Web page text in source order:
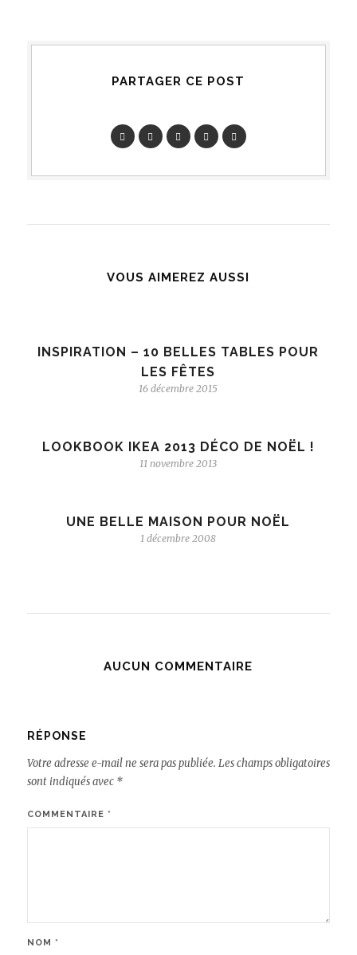
PARTAGER CE POST
VOUS AIMEREZ AUSSI
INSPIRATION – 10 BELLES TABLES POUR
LES FÊTES
16 décembre 2015
LOOKBOOK IKEA 2013 DÉCO DE NOËL !
11 novembre 2013
UNE BELLE MAISON POUR NOËL
1 décembre 2008
AUCUN COMMENTAIRE
RÉPONSE
Votre adresse e-mail ne sera pas publiée. Les champs obligatoires
sont indiqués avec *
COMMENTAIRE *
NOM *